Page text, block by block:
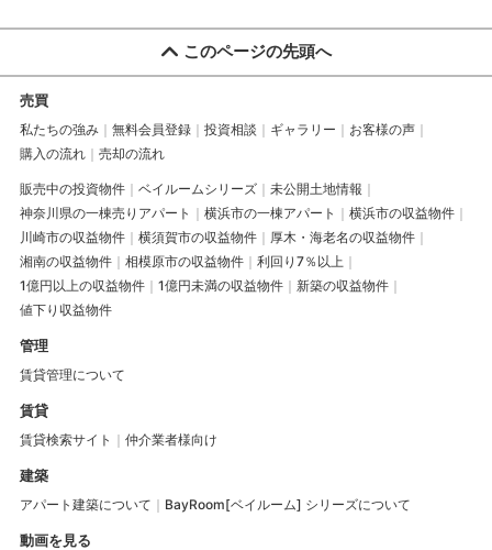
このページの先頭へ
売買
私たちの強み 無料会員登録 投資相談 ギャラリー
お客様の声
購入の流れ
売却の流れ
販売中の投資物件 ベイルームシリーズ
未公開土地情報
神奈川県の一棟売りアパート
横浜市の一棟アパート
横浜市の収益物件
川崎市の収益物件
横須賀市の収益物件
厚木・海老名の収益物件
湘南の収益物件
相模原市の収益物件
利回り7％以上
1億円以上の収益物件
1億円未満の収益物件
新築の収益物件
値下り収益物件
管理
賃貸管理について
賃貸
賃貸検索サイト 仲介業者様向け
建築
アパート建築について BayRoom[ベイルーム] シリーズについて
動画を見る